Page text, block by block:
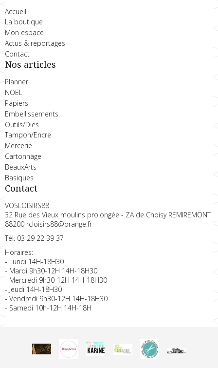
Accueil
La boutique
Mon espace
Actus & reportages
Contact
Nos articles
Planner
NOEL
Papiers
Embellissements
Outils/Dies
Tampon/Encre
Mercerie
Cartonnage
BeauxArts
Basiques
Contact
VOSLOISIRS88
32 Rue des Vieux moulins prolongée - ZA de Choisy REMIREMONT
88200 rcloisirs88@orange.fr
Tél: 03 29 22 39 37
Horaires:
- Lundi 14H-18H30
- Mardi 9h30-12H 14H-18H30
- Mercredi 9h30-12H 14H-18H30
- Jeudi 14H-18H30
- Vendredi 9h30-12H 14H-18H30
- Samedi 10h-12H 14H-18H